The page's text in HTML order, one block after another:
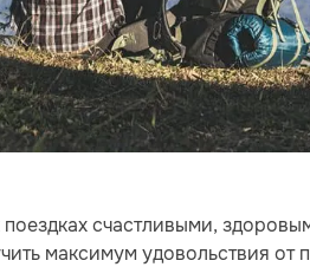
поездках счастливыми,
максимум удовольствия